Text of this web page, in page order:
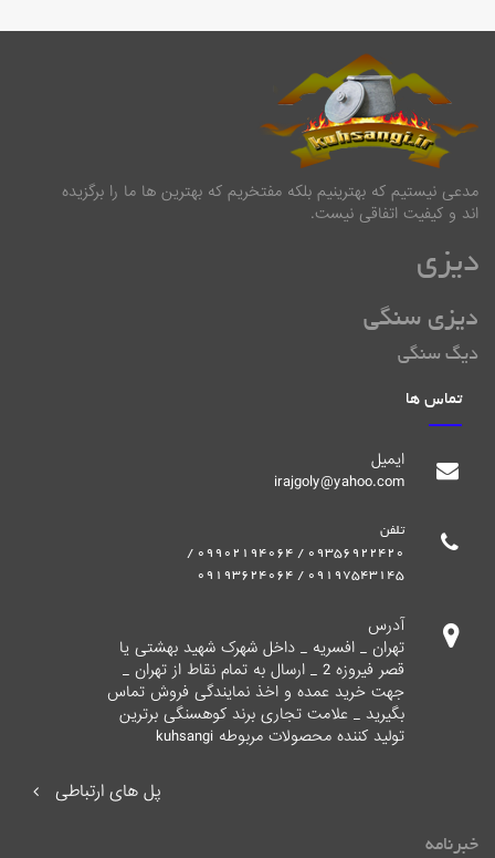
مدعی نیستیم که بهترینیم بلکه مفتخریم که بهترین ها ما را برگزیده
اند و کیفیت اتفاقی نیست.
دیزی
دیزی سنگی
دیگ سنگی
تماس ها
ایمیل
irajgoly@yahoo.com
تلفن
09356922420 / 09902194064 /
09197543145 / 09193624064
آدرس
تهران _ افسریه _ داخل شهرک شهید بهشتی یا
قصر فیروزه 2 _ ارسال به تمام نقاط از تهران _
جهت خرید عمده و اخذ نمایندگی فروش تماس
بگیرید _ علامت تجاری برند کوهسنگی برترین
تولید کننده محصولات مربوطه kuhsangi
پل های ارتباطی
خبرنامه